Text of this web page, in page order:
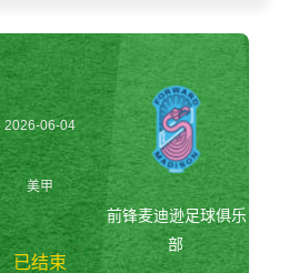
2026-06-04
07:35:00
美甲
已结束
前锋麦迪逊足球俱乐
部